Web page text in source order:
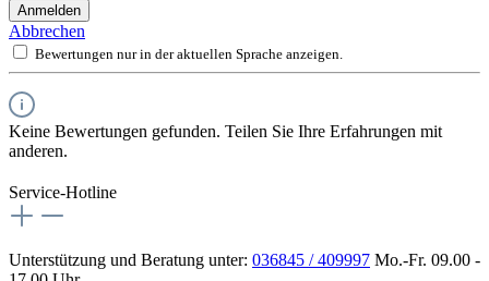
Anmelden
Abbrechen
Bewertungen nur in der aktuellen Sprache anzeigen.
Keine Bewertungen gefunden. Teilen Sie Ihre Erfahrungen mit
anderen.
Service-Hotline
Unterstützung und Beratung unter: 036845 / 409997 Mo.-Fr. 09.00 -